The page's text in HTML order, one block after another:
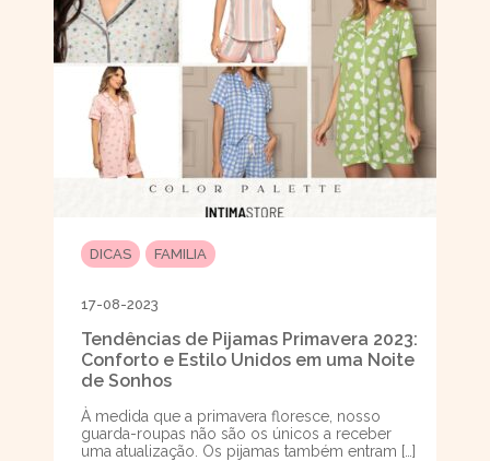
DICAS FAMILIA
17-08-2023
Tendências de Pijamas Primavera 2023:
Conforto e Estilo Unidos em uma Noite
de Sonhos
À medida que a primavera floresce, nosso
guarda-roupas não são os únicos a receber
uma atualização. Os pijamas também entram […]